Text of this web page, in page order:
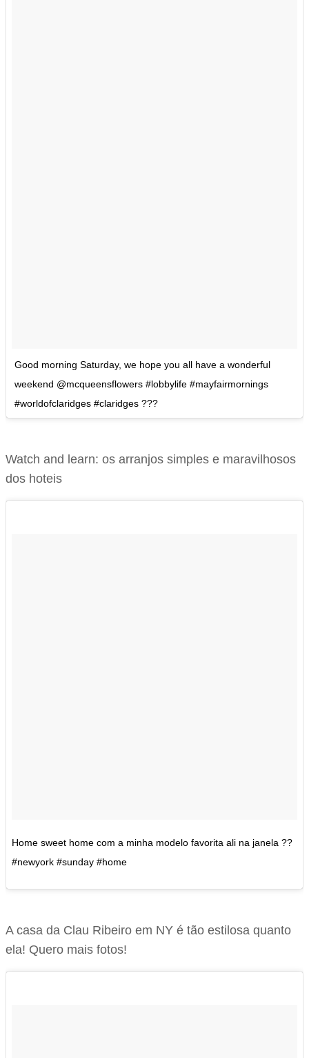
Good morning Saturday, we hope you all have a wonderful
weekend @mcqueensflowers #lobbylife #mayfairmornings
#worldofclaridges #claridges ???
Watch and learn: os arranjos simples e maravilhosos
dos hoteis
Home sweet home com a minha modelo favorita ali na janela ??
#newyork #sunday #home
A casa da Clau Ribeiro em NY é tão estilosa quanto
ela! Quero mais fotos!